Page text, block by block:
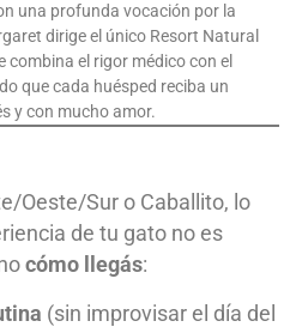
una profunda vocación por la
dirige el único Resort Natural
combina el rigor médico con el
que cada huésped reciba un
y con mucho amor.
Oeste/Sur o Caballito, lo
de tu gato no es
cómo llegás:
(sin improvisar el día del